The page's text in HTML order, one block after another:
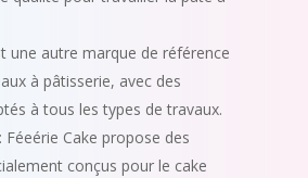
une autre marque de référence
à pâtisserie, avec des
à tous les types de travaux.
Féeérie Cake propose des
conçus pour le cake